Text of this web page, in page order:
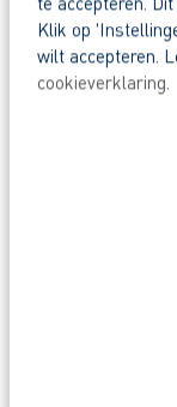
Klik op
wilt accepteren.
cookieverklaring.
Heb je
Solliciteer
Voornaam *